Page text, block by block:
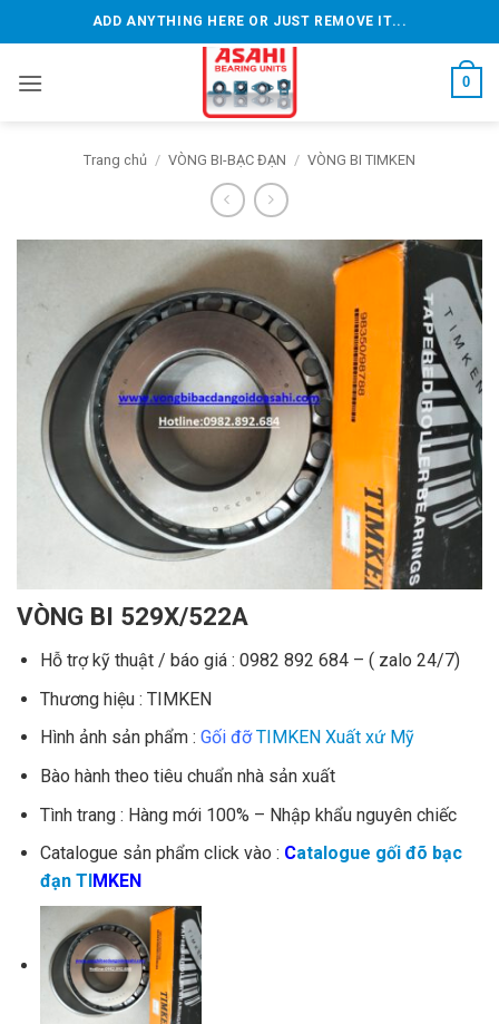
qua
dung
ADD ANYTHING HERE OR JUST REMOVE IT...
0
Trang chủ / VÒNG BI-BẠC ĐẠN / VÒNG BI TIMKEN
VÒNG BI 529X/522A
Hỗ trợ kỹ thuật / báo giá : 0982 892 684 – ( zalo 24/7)
Thương hiệu : TIMKEN
Hình ảnh sản phẩm : Gối đỡTIMKEN Xuất xứ Mỹ
Bào hành theo tiêu chuẩn nhà sản xuất
Tình trang : Hàng mới 100% – Nhập khẩu nguyên chiếc
Catalogue sản phẩm click vào : Catalogue gối đõ bạc
đạn TI M KEN